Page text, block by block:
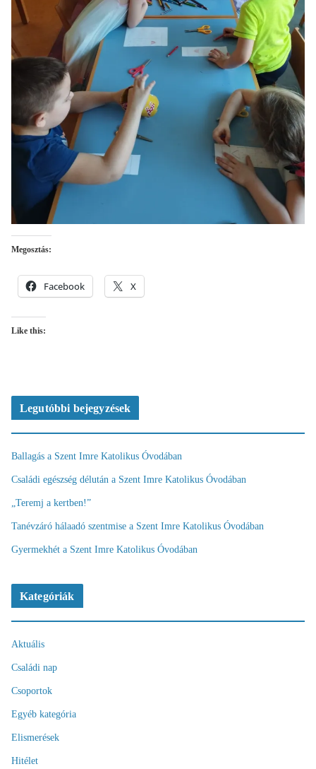
Megosztás:
Facebook X
Like this:
Legutóbbi bejegyzések
Ballagás a Szent Imre Katolikus Óvodában
Családi egészség délután a Szent Imre Katolikus Óvodában
„Teremj a kertben!”
Tanévzáró hálaadó szentmise a Szent Imre Katolikus Óvodában
Gyermekhét a Szent Imre Katolikus Óvodában
Kategóriák
Aktuális
Családi nap
Csoportok
Egyéb kategória
Elismerések
Hitélet